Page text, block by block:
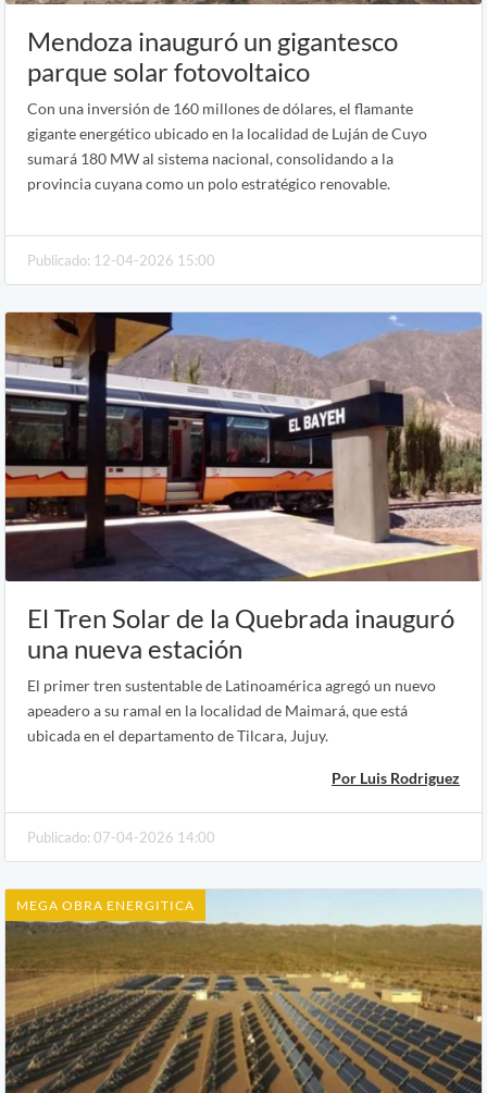
Mendoza inauguró un gigantesco
parque solar fotovoltaico
Con una inversión de 160 millones de dólares, el flamante
gigante energético ubicado en la localidad de Luján de Cuyo
sumará 180 MW al sistema nacional, consolidando a la
provincia cuyana como un polo estratégico renovable.
Publicado: 12-04-2026 15:00
El Tren Solar de la Quebrada inauguró
una nueva estación
El primer tren sustentable de Latinoamérica agregó un nuevo
apeadero a su ramal en la localidad de Maimará, que está
ubicada en el departamento de Tilcara, Jujuy.
Por Luis Rodriguez
Publicado: 07-04-2026 14:00
MEGA OBRA ENERGITICA